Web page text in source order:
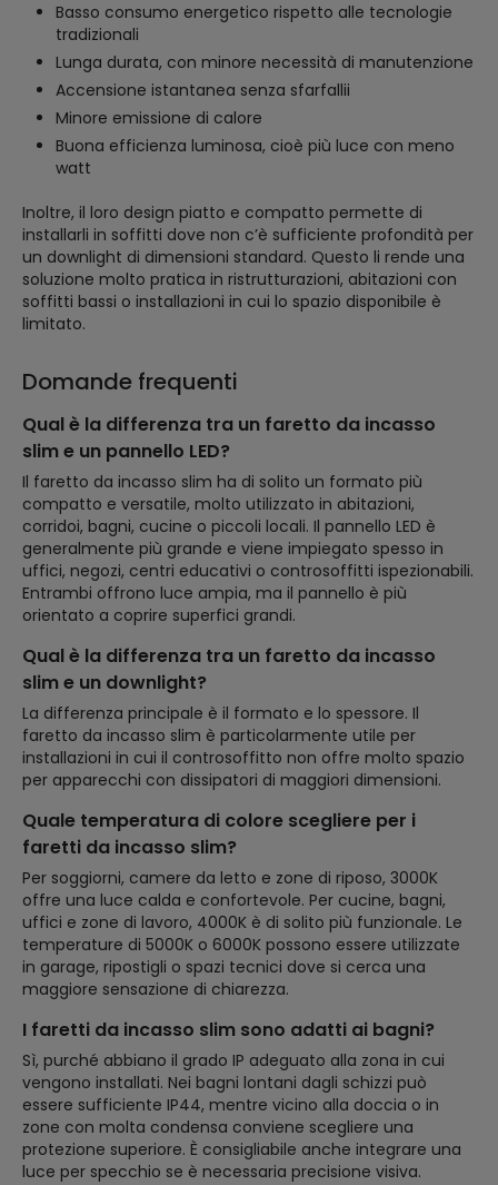
Basso consumo energetico rispetto alle tecnologie
tradizionali
Lunga durata, con minore necessità di manutenzione
Accensione istantanea senza sfarfallii
Minore emissione di calore
Buona efficienza luminosa, cioè più luce con meno
watt
Inoltre, il loro design piatto e compatto permette di
installarli in soffitti dove non c’è sufficiente profondità per
un downlight di dimensioni standard. Questo li rende una
soluzione molto pratica in ristrutturazioni, abitazioni con
soffitti bassi o installazioni in cui lo spazio disponibile è
limitato.
Domande frequenti
Qual è la differenza tra un faretto da incasso
slim e un pannello LED?
Il faretto da incasso slim ha di solito un formato più
compatto e versatile, molto utilizzato in abitazioni,
corridoi, bagni, cucine o piccoli locali. Il pannello LED è
generalmente più grande e viene impiegato spesso in
uffici, negozi, centri educativi o controsoffitti ispezionabili.
Entrambi offrono luce ampia, ma il pannello è più
orientato a coprire superfici grandi.
Qual è la differenza tra un faretto da incasso
slim e un downlight?
La differenza principale è il formato e lo spessore. Il
faretto da incasso slim è particolarmente utile per
installazioni in cui il controsoffitto non offre molto spazio
per apparecchi con dissipatori di maggiori dimensioni.
Quale temperatura di colore scegliere per i
faretti da incasso slim?
Per soggiorni, camere da letto e zone di riposo, 3000K
offre una luce calda e confortevole. Per cucine, bagni,
uffici e zone di lavoro, 4000K è di solito più funzionale. Le
temperature di 5000K o 6000K possono essere utilizzate
in garage, ripostigli o spazi tecnici dove si cerca una
maggiore sensazione di chiarezza.
I faretti da incasso slim sono adatti ai bagni?
Sì, purché abbiano il grado IP adeguato alla zona in cui
vengono installati. Nei bagni lontani dagli schizzi può
essere sufficiente IP44, mentre vicino alla doccia o in
zone con molta condensa conviene scegliere una
protezione superiore. È consigliabile anche integrare una
luce per specchio se è necessaria precisione visiva.